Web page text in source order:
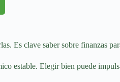
Es clave saber sobre finanzas
estable. Elegir bien puede